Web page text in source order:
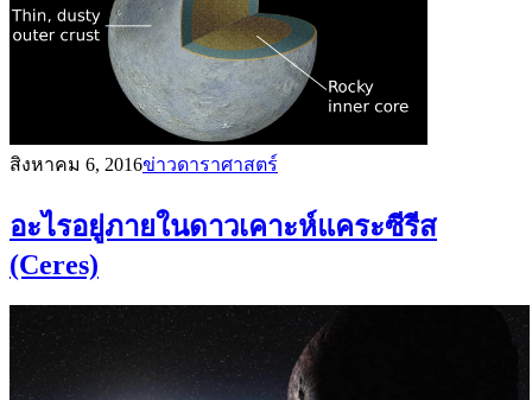
สิงหาคม 6, 2016ข่าวดาราศาสตร์
อะไรอยู่ภายในดาวเคาะห์แคระซีรีส
(Ceres)